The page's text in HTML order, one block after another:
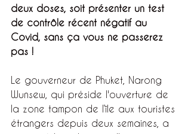
deux doses, soit présenter un test
de contrôle récent négatif au
Covid, sans ça vous ne passerez
pas !
Le gouverneur de Phuket, Narong
Wunsew, qui préside l'ouverture de
la zone tampon de l’île aux touristes
étrangers depuis deux semaines, a